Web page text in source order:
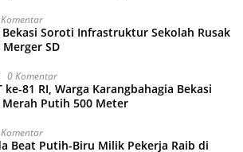
Bekasi Soroti Infrastruktur Sekolah Rusak
SD
0 Komentar
ke-81 RI, Warga Karangbahagia Bekasi
Putih 500 Meter
Beat Putih-Biru Milik Pekerja Raib di